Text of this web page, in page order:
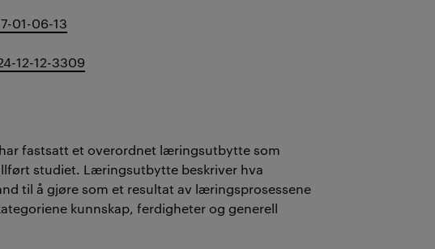
01-06-13
12-12-3309
fastsatt et overordnet læringsutbytte som
studiet. Læringsutbytte beskriver hva
til å gjøre som et resultat av læringsprosessene
kunnskap, ferdigheter og generell